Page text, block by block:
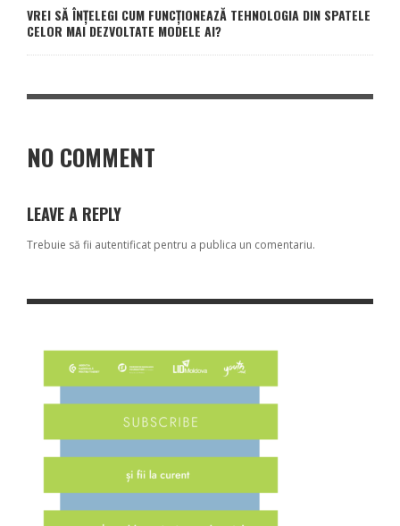
VREI SĂ ÎNȚELEGI CUM FUNCȚIONEAZĂ TEHNOLOGIA DIN SPATELE
CELOR MAI DEZVOLTATE MODELE AI?
NO COMMENT
LEAVE A REPLY
Trebuie să fii autentificat pentru a publica un comentariu.